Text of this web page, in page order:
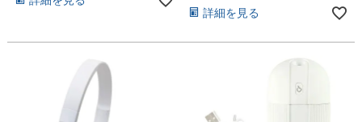
詳細を見る